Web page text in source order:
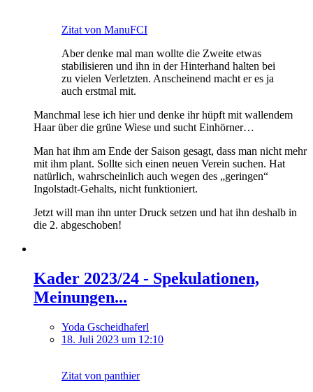
Zitat von ManuFCI
Aber denke mal man wollte die Zweite etwas
stabilisieren und ihn in der Hinterhand halten bei
zu vielen Verletzten. Anscheinend macht er es ja
auch erstmal mit.
Manchmal lese ich hier und denke ihr hüpft mit wallendem
Haar über die grüne Wiese und sucht Einhörner…
Man hat ihm am Ende der Saison gesagt, dass man nicht mehr
mit ihm plant. Sollte sich einen neuen Verein suchen. Hat
natürlich, wahrscheinlich auch wegen des „geringen“
Ingolstadt-Gehalts, nicht funktioniert.
Jetzt will man ihn unter Druck setzen und hat ihn deshalb in
die 2. abgeschoben!
Kader 2023/24 - Spekulationen,
Meinungen...
Yoda Gscheidhaferl
18. Juli 2023 um 12:10
Zitat von panthier